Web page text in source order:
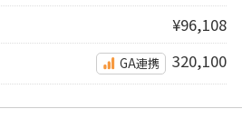
¥96,108
GA連携 320,100